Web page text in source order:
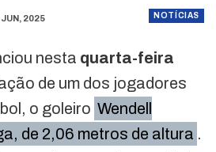
NOTÍCIAS
JUN, 2025
nesta quarta-feira
de um dos jogadores
o goleiro Wendell
de 2,06 metros de altura .